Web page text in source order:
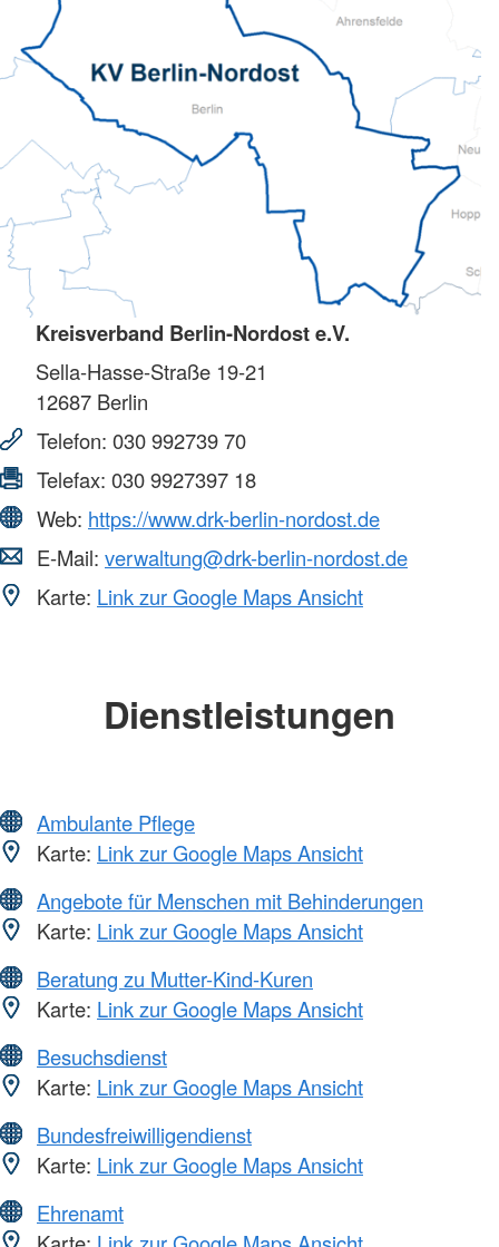
Kreisverband Berlin-Nordost e.V.
Sella-Hasse-Straße 19-21
12687 Berlin
Telefon: 030 992739 70
Telefax: 030 9927397 18
Web: https://www.drk-berlin-nordost.de
E-Mail: verwaltung@drk-berlin-nordost.de
Karte: Link zur Google Maps Ansicht
Dienstleistungen
Ambulante Pflege
Karte: Link zur Google Maps Ansicht
Angebote für Menschen mit Behinderungen
Karte: Link zur Google Maps Ansicht
Beratung zu Mutter-Kind-Kuren
Karte: Link zur Google Maps Ansicht
Besuchsdienst
Karte: Link zur Google Maps Ansicht
Bundesfreiwilligendienst
Karte: Link zur Google Maps Ansicht
Ehrenamt